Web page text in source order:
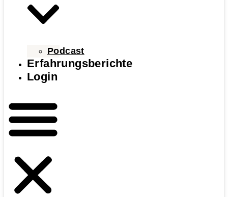
Podcast
Erfahrungsberichte
Login